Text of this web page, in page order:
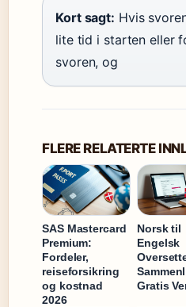
Kort sagt: Hvis
lite tid i starten eller
svoren, og
FLERE RELATERTE
SAS Mastercard
Premium:
Fordeler,
reiseforsikring
og kostnad
2026
Norsk til
Engelsk
Gratis